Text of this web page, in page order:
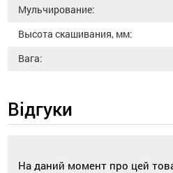
Мульчирование:
Высота скашивания, мм:
Вага:
Відгуки
На даний момент про цей